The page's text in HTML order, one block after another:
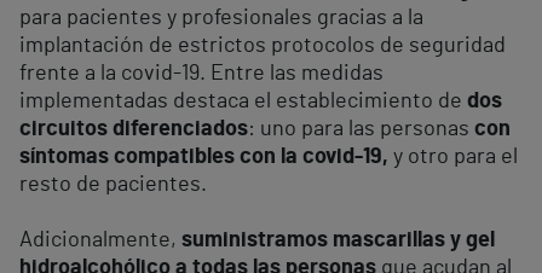
para pacientes y profesionales gracias a la
implantación de estrictos protocolos de seguridad
frente a la covid-19. Entre las medidas
implementadas destaca el establecimiento de dos
circuitos diferenciados: uno para las personas con
síntomas compatibles con la covid-19, y otro para el
resto de pacientes.
Adicionalmente, suministramos mascarillas y gel
hidroalcohólico a todas las personas que acudan al